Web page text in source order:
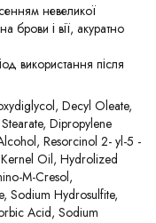
невеликої
брови і вії, акуратно
використання після
Decyl Oleate,
Dipropylene
Resorcinol 2- yl-5 -
Oil, Hydrolized
M-Cresol,
Sodium Hydrosulfite,
Acid, Sodium